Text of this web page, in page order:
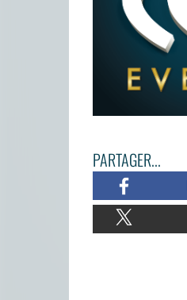
PARTAGER...